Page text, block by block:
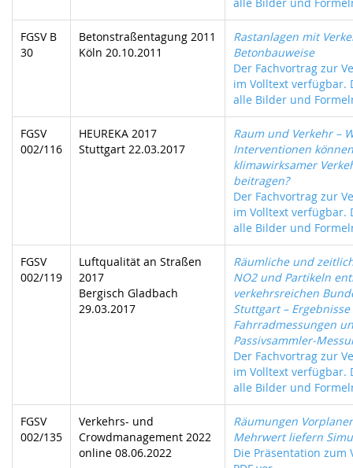
FGSV B
30
Betonstraßentagung 2011
Köln 20.10.2011
Rastanlagen mit
Betonbauweise
Der Fachvortrag zur
im Volltext verfügbar.
alle Bilder und
FGSV
002/116
HEUREKA 2017
Stuttgart 22.03.2017
Raum und Verkehr –
Interventionen
klimawirksamer
beitragen?
Der Fachvortrag zur
im Volltext verfügbar.
alle Bilder und
FGSV
002/119
Luftqualität an Straßen
2017
Bergisch Gladbach
29.03.2017
Räumliche und
NO2 und Partikeln
verkehrsreichen
Stuttgart – Ergebnisse
Fahrradmessungen
Passivsammler-
Der Fachvortrag zur
im Volltext verfügbar.
alle Bilder und
FGSV
002/135
Verkehrs- und
Crowdmanagement 2022
online 08.06.2022
Räumungen
Mehrwert liefern
Die Präsentation zum